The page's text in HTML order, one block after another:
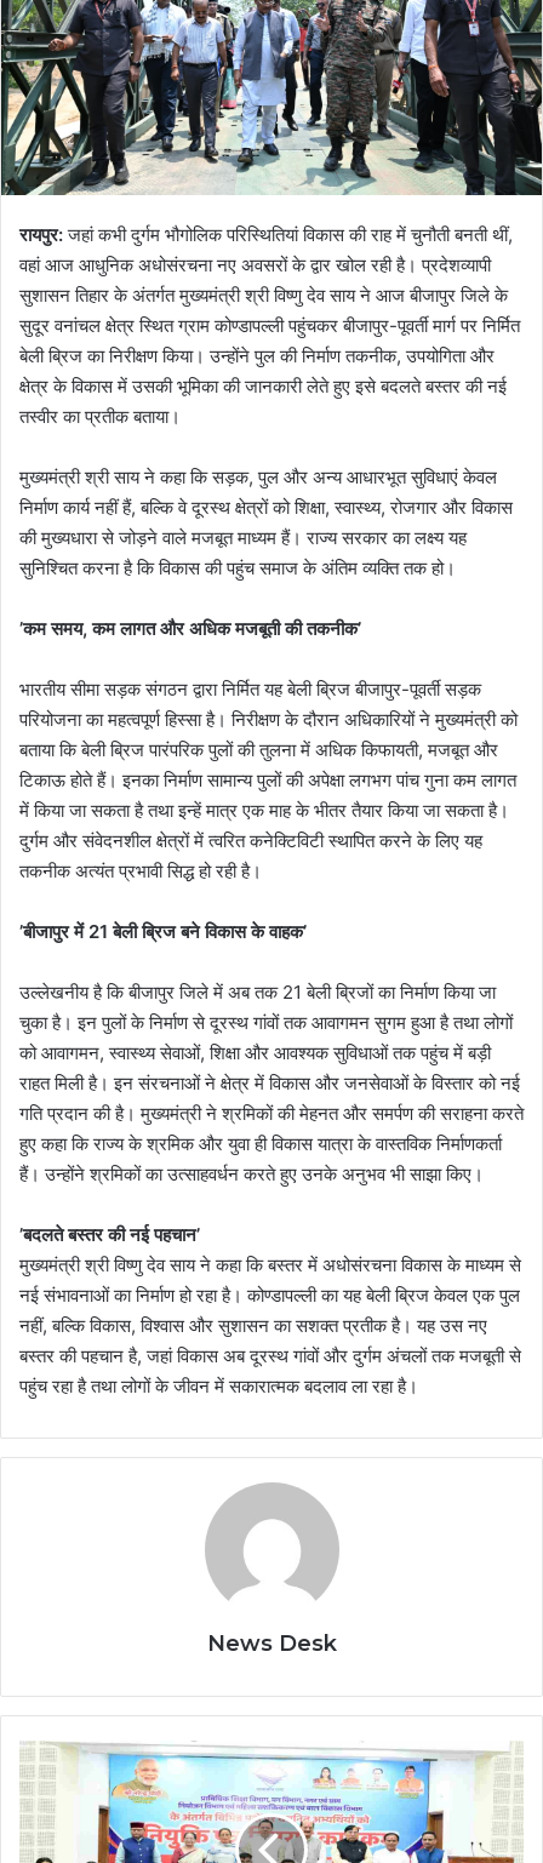
रायपुर:जहां कभी दुर्गम भौगोलिक परिस्थितियां विकास की राह में चुनौती बनती थीं,
वहां आज आधुनिक अधोसंरचना नए अवसरों के द्वार खोल रही है। प्रदेशव्यापी
सुशासन तिहार के अंतर्गत मुख्यमंत्री श्री विष्णु देव साय ने आज बीजापुर जिले के
सुदूर वनांचल क्षेत्र स्थित ग्राम कोण्डापल्ली पहुंचकर बीजापुर-पूवर्ती मार्ग पर निर्मित
बेली ब्रिज का निरीक्षण किया। उन्होंने पुल की निर्माण तकनीक, उपयोगिता और
क्षेत्र के विकास में उसकी भूमिका की जानकारी लेते हुए इसे बदलते बस्तर की नई
तस्वीर का प्रतीक बताया।
मुख्यमंत्री श्री साय ने कहा कि सड़क, पुल और अन्य आधारभूत सुविधाएं केवल
निर्माण कार्य नहीं हैं, बल्कि वे दूरस्थ क्षेत्रों को शिक्षा, स्वास्थ्य, रोजगार और विकास
की मुख्यधारा से जोड़ने वाले मजबूत माध्यम हैं। राज्य सरकार का लक्ष्य यह
सुनिश्चित करना है कि विकास की पहुंच समाज के अंतिम व्यक्ति तक हो।
’कम समय, कम लागत और अधिक मजबूती की तकनीक’
भारतीय सीमा सड़क संगठन द्वारा निर्मित यह बेली ब्रिज बीजापुर-पूवर्ती सड़क
परियोजना का महत्वपूर्ण हिस्सा है। निरीक्षण के दौरान अधिकारियों ने मुख्यमंत्री को
बताया कि बेली ब्रिज पारंपरिक पुलों की तुलना में अधिक किफायती, मजबूत और
टिकाऊ होते हैं। इनका निर्माण सामान्य पुलों की अपेक्षा लगभग पांच गुना कम लागत
में किया जा सकता है तथा इन्हें मात्र एक माह के भीतर तैयार किया जा सकता है।
दुर्गम और संवेदनशील क्षेत्रों में त्वरित कनेक्टिविटी स्थापित करने के लिए यह
तकनीक अत्यंत प्रभावी सिद्ध हो रही है।
’बीजापुर में 21 बेली ब्रिज बने विकास के वाहक’
उल्लेखनीय है कि बीजापुर जिले में अब तक 21 बेली ब्रिजों का निर्माण किया जा
चुका है। इन पुलों के निर्माण से दूरस्थ गांवों तक आवागमन सुगम हुआ है तथा लोगों
को आवागमन, स्वास्थ्य सेवाओं, शिक्षा और आवश्यक सुविधाओं तक पहुंच में बड़ी
राहत मिली है। इन संरचनाओं ने क्षेत्र में विकास और जनसेवाओं के विस्तार को नई
गति प्रदान की है। मुख्यमंत्री ने श्रमिकों की मेहनत और समर्पण की सराहना करते
हुए कहा कि राज्य के श्रमिक और युवा ही विकास यात्रा के वास्तविक निर्माणकर्ता
हैं। उन्होंने श्रमिकों का उत्साहवर्धन करते हुए उनके अनुभव भी साझा किए।
’बदलते बस्तर की नई पहचान’
मुख्यमंत्री श्री विष्णु देव साय ने कहा कि बस्तर में अधोसंरचना विकास के माध्यम से
नई संभावनाओं का निर्माण हो रहा है। कोण्डापल्ली का यह बेली ब्रिज केवल एक पुल
नहीं, बल्कि विकास, विश्वास और सुशासन का सशक्त प्रतीक है। यह उस नए
बस्तर की पहचान है, जहां विकास अब दूरस्थ गांवों और दुर्गम अंचलों तक मजबूती से
पहुंच रहा है तथा लोगों के जीवन में सकारात्मक बदलाव ला रहा है।
News Desk
Uttarakhand
News:
मुख्यमंत्री
पुष्कर
सिंह